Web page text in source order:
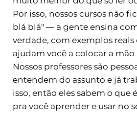
Por isso, nossos cursos não
blá blá" — a gente ensina
verdade, com exemplos reais
ajudam você a colocar a mão
Nossos professores são
entendem do assunto e já
isso, então eles sabem o que
pra você aprender e usar no